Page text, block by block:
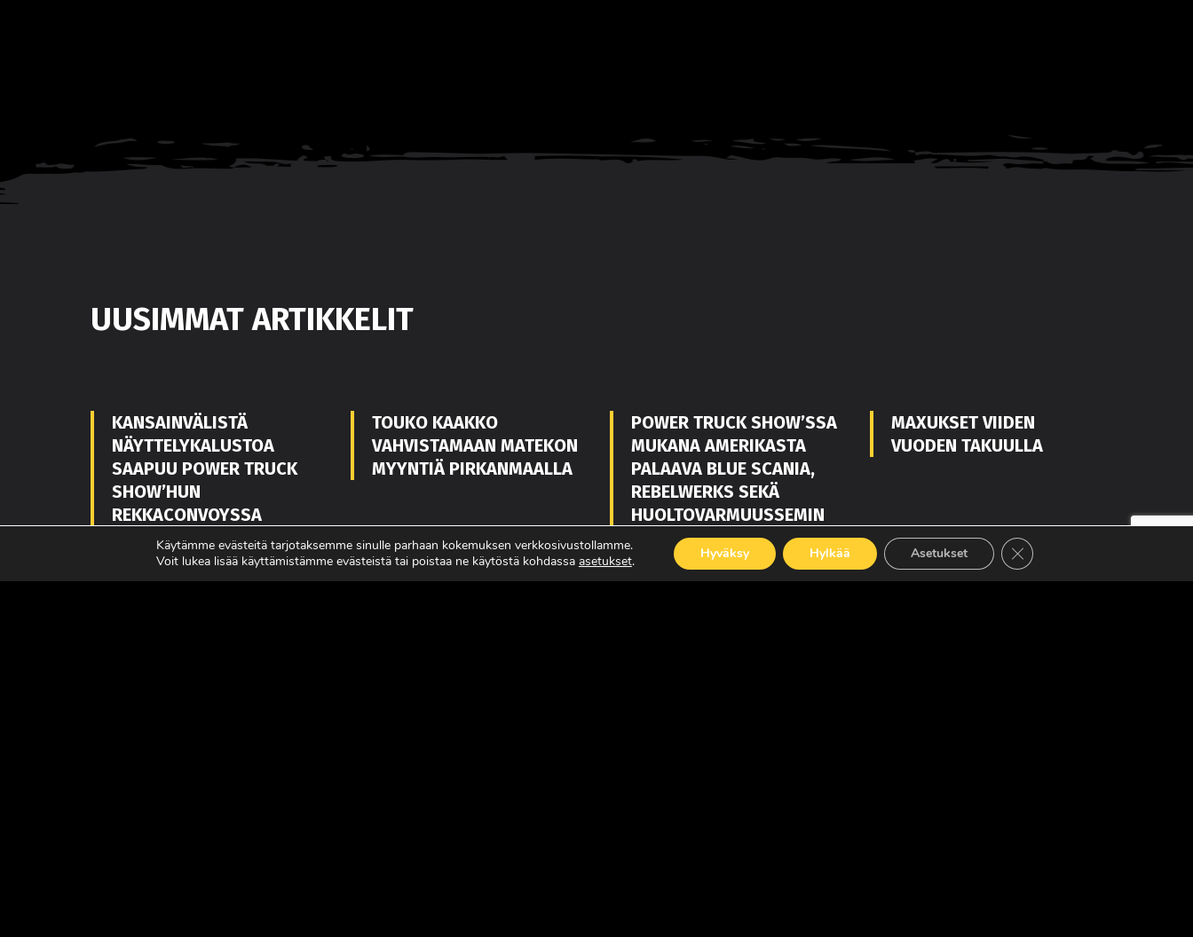
UUSIMMAT ARTIKKELIT
KANSAINVÄLISTÄ
NÄYTTELYKALUSTOA
SAAPUU POWER TRUCK
SHOW’HUN
REKKACONVOYSSA
POWER TRUCK SHOW
7.-8.8.2
TOUKO KAAKKO
VAHVISTAMAAN MATEKON
MYYNTIÄ PIRKANMAALLA
POWER TRUCK SHOW’SSA
MUKANA AMERIKASTA
PALAAVA BLUE SCANIA,
REBELWERKS SEKÄ
HUOLTOVARMUUSSEMIN
MAXUKSET VIIDEN
VUODEN TAKUULLA
Käytämme evästeitä tarjotaksemme sinulle parhaan kokemuksen verkkosivustollamme.
Voit lukea lisää käyttämistämme evästeistä tai poistaa ne käytöstä kohdassa asetukset. Hyväksy Hylkää Asetukset Sulje evästebanneri